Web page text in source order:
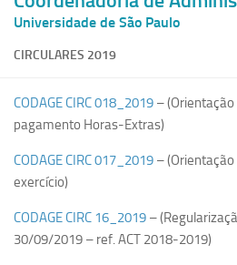
COMUNICADOS
Circulares
PRESTANDO CONTAS
Balanço
Demonstrativos de Receitas e
Despesa Média por Aluno
Informativo CODAGE
Universidade de São Paulo
CIRCULARES 2019
CODAGE CIRC 018_2019 –
pagamento Horas-Extras)
CODAGE CIRC 017_2019 –
exercício)
CODAGE CIRC 16_2019 –
30/09/2019 – ref. ACT 2018-2019)